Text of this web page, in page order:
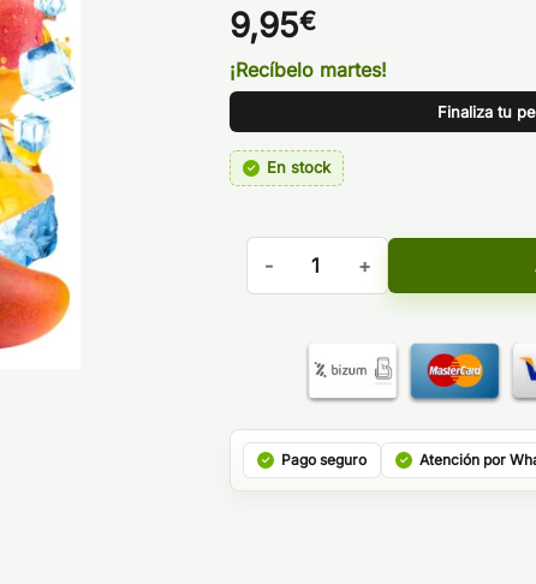
9,95€
¡Recíbelo martes!
Finaliza tu
En stock
Aroma Mango Ice Hyper Boost -
Pago seguro Atención por